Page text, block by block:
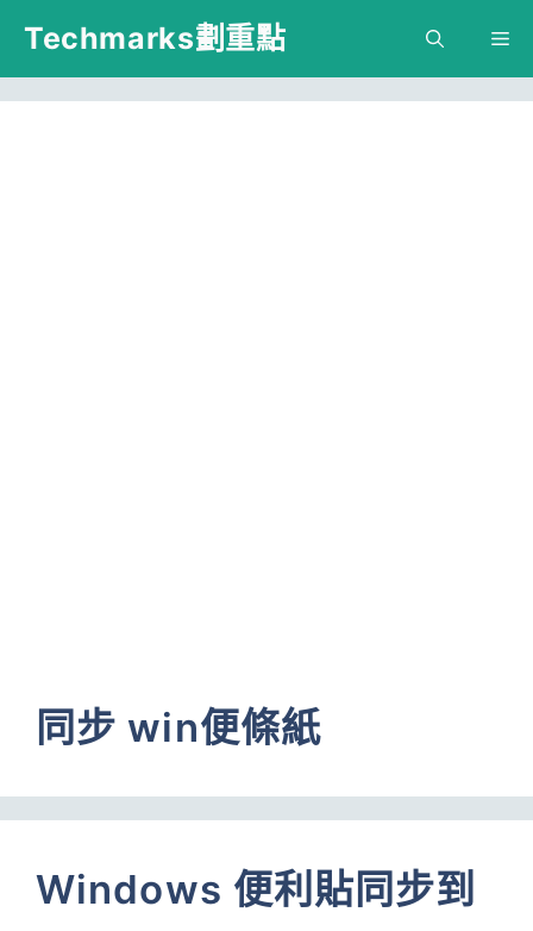
跳
主
Techmarks劃重點
同步 win便條紙
Windows 便利貼同步到